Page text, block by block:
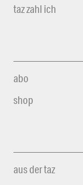
taz zahl ich
abo
shop
aus der taz